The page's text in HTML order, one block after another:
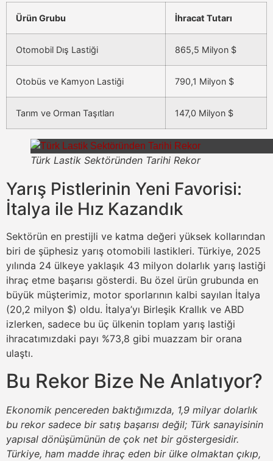
Ürün Grubu İhracat Tutarı
Otomobil Dış Lastiği 865,5 Milyon $
Otobüs ve Kamyon Lastiği 790,1 Milyon $
Tarım ve Orman Taşıtları 147,0 Milyon $
Türk Lastik Sektöründen Tarihi Rekor
Yarış Pistlerinin Yeni Favorisi:
İtalya ile Hız Kazandık
Sektörün en prestijli ve katma değeri yüksek kollarından
biri de şüphesiz yarış otomobili lastikleri. Türkiye, 2025
yılında 24 ülkeye yaklaşık 43 milyon dolarlık yarış lastiği
ihraç etme başarısı gösterdi. Bu özel ürün grubunda en
büyük müşterimiz, motor sporlarının kalbi sayılan İtalya
(20,2 milyon $) oldu. İtalya’yı Birleşik Krallık ve ABD
izlerken, sadece bu üç ülkenin toplam yarış lastiği
ihracatımızdaki payı %73,8 gibi muazzam bir orana
ulaştı.
Bu Rekor Bize Ne Anlatıyor?
Ekonomik pencereden baktığımızda, 1,9 milyar dolarlık
bu rekor sadece bir satış başarısı değil; Türk sanayisinin
yapısal dönüşümünün de çok net bir göstergesidir.
Türkiye, ham madde ihraç eden bir ülke olmaktan çıkıp,